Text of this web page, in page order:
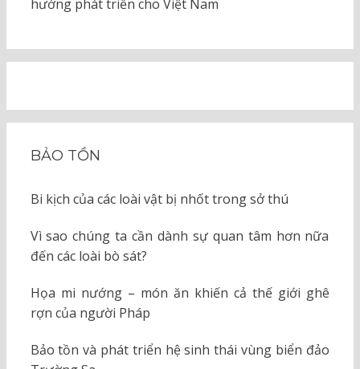
hướng phát triển cho Việt Nam
BẢO TỒN
Bi kịch của các loài vật bị nhốt trong sở thú
Vì sao chúng ta cần dành sự quan tâm hơn nữa
đến các loài bò sát?
Họa mi nướng – món ăn khiến cả thế giới ghê
rợn của người Pháp
Bảo tồn và phát triển hệ sinh thái vùng biển đảo